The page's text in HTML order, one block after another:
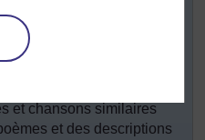
(voir
et chansons similaires
et des descriptions